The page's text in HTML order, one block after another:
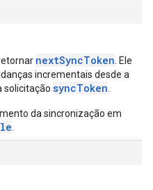
nextSyncToken . Ele
incrementais desde a
solicitação syncToken
da sincronização em